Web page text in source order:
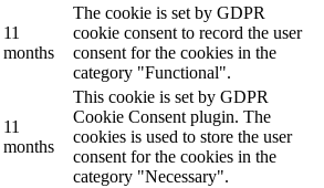
11
months
The cookie is set by GDPR
cookie consent to record the user
consent for the cookies in the
category "Functional".
11
months
This cookie is set by GDPR
Cookie Consent plugin. The
cookies is used to store the user
consent for the cookies in the
category "Necessary".